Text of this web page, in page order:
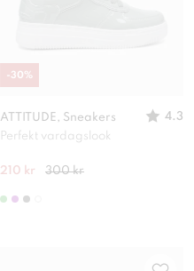
ATTITUDE, Sneakers
4.3
Perfekt vardagslook
210 kr 300 kr
-30%